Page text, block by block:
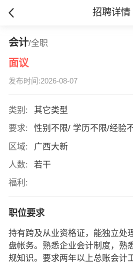
招聘详情
会计/全职
面议
发布时间:2026-08-07
类别:
其它类型
要求:
性别不限/ 学历不限/经验
区域:
广西大新
人数:
若干
福利:
职位要求
持有跨及从业资格证，能独立处
盘帐务。熟悉企业会计制度，熟
规知识。要求两年以上总账会计